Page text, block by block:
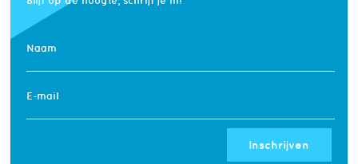
Naam
E-mail
Inschrijven